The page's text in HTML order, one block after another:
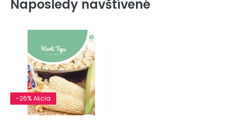
Naposledy navštívené
-26% Akcia